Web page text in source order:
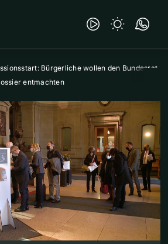
Bürgerliche wollen den Bundesrat
entmachten